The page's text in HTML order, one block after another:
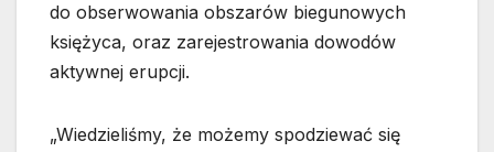
do obserwowania obszarów biegunowych
księżyca, oraz zarejestrowania dowodów
aktywnej erupcji.
„Wiedzieliśmy, że możemy spodziewać się